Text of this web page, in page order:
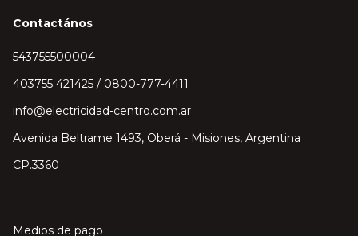
Contactános
543755500004
403755 421425 / 0800-777-4411
info@electricidad-centro.com.ar
Avenida Beltrame 1493, Oberá - Misiones, Argentina
CP.3360
Medios de pago